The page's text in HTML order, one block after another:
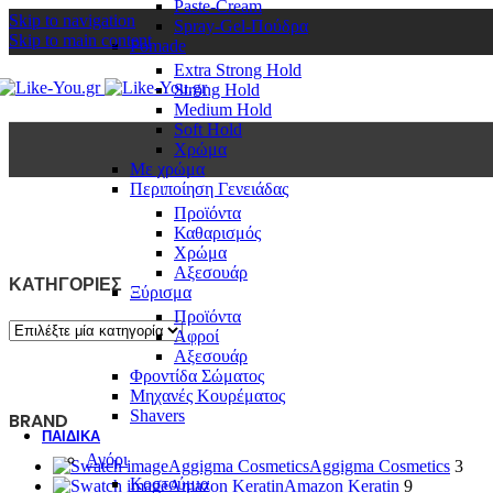
Skip to navigation
Skip to main content
Paste-Cream
Spray-Gel-Πούδρα
Pomade
Extra Strong Hold
Strong Hold
Medium Hold
Soft Hold
Χρώμα
Με χρώμα
Περιποίηση Γενειάδας
Προϊόντα
Καθαρισμός
Χρώμα
Αξεσουάρ
Ξύρισμα
Προϊόντα
Αφροί
Αξεσουάρ
Φροντίδα Σώματος
Μηχανές Κουρέματος
Shavers
ΠΑΙΔΙΚΆ
Αγόρι
Κοστούμια
ΚΑΤΗΓΟΡΙΕΣ
BRAND
Aggigma CosmeticsAggigma Cosmetics 3
Amazon KeratinAmazon Keratin 9